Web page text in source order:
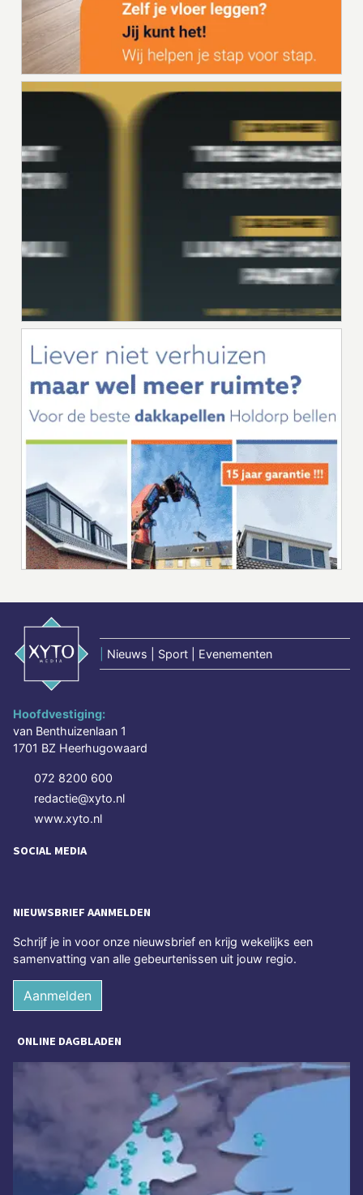
Nieuws | Sport | Evenementen
Hoofdvestiging:
van Benthuizenlaan 1
1701 BZ Heerhugowaard
072 8200 600
redactie@xyto.nl
www.xyto.nl
SOCIAL MEDIA
NIEUWSBRIEF AANMELDEN
Schrijf je in voor onze nieuwsbrief en krijg wekelijks een
samenvatting van alle gebeurtenissen uit jouw regio.
Aanmelden
ONLINE DAGBLADEN